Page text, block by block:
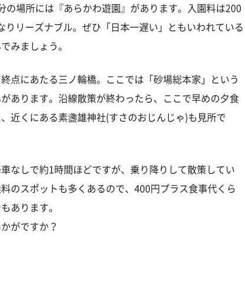
場所には『あらかわ遊園』があります。入園料は200
りリーズナブル。ぜひ「日本一遅い」ともいわれている
みましょう。
点にあたる三ノ輪橋。ここでは「砂場総本家」という
あります。沿線散策が終わったら、ここで早めの夕食
近くにある素盞雄神社(すさのおじんじゃ)も見所で
なしで約1時間ほどですが、乗り降りして散策してい
のスポットも多くあるので、400円プラス食事代くら
あります。
がですか？